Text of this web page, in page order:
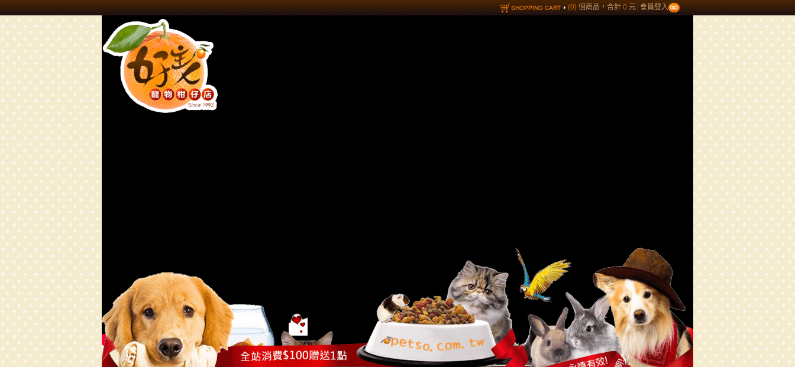
(0) 個商品，合計 0 元 會員登入